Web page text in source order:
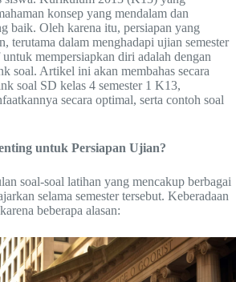
konsep yang mendalam dan
baik. Oleh karena itu, persiapan yang
terutama dalam menghadapi ujian semester
mempersiapkan diri adalah dengan
soal. Artikel ini akan membahas secara
soal SD kelas 4 semester 1 K13,
secara optimal, serta contoh soal
untuk Persiapan Ujian?
soal-soal latihan yang mencakup berbagai
selama semester tersebut. Keberadaan
beberapa alasan: